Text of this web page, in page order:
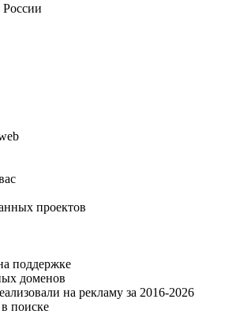
России
проектов
поддержке
доменов
на рекламу за 2016-2026
поиске